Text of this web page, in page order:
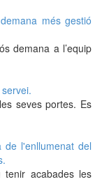
més gestió
demana a l’equip
seves portes. Es
de l'enllumenat del
tenir acabades les